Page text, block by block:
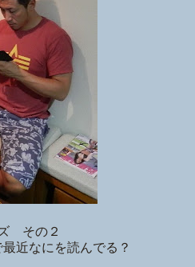
その２
近なにを読んでる？